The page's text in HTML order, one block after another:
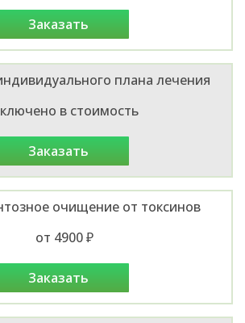
заказать
плана лечения
в стоимость
заказать
очищение от токсинов
от 4900 ₽
заказать